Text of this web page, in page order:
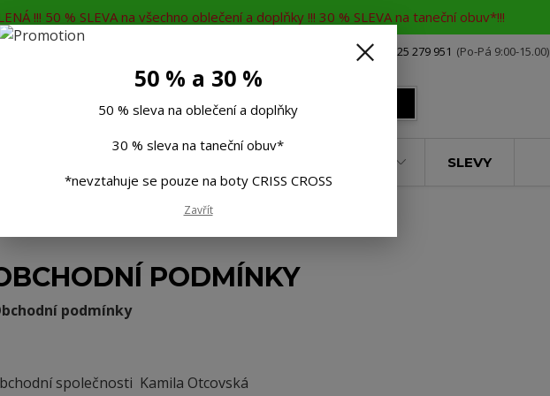
!!! 50 % SLEVA na všechno oblečení a doplňky !!! 30 % SLEVA na taneční obuv*!!!
Rádi Vám poradíme 725 279 951 (Po-Pá 9:00-15.00)
SLEVY
PODMÍNKY
podmínky
společnosti Kamila Otcovská
50 % a 30 %
50 % sleva na oblečení a doplňky
30 % sleva na taneční obuv*
*nevztahuje se pouze na boty CRISS CROSS
Zavřít